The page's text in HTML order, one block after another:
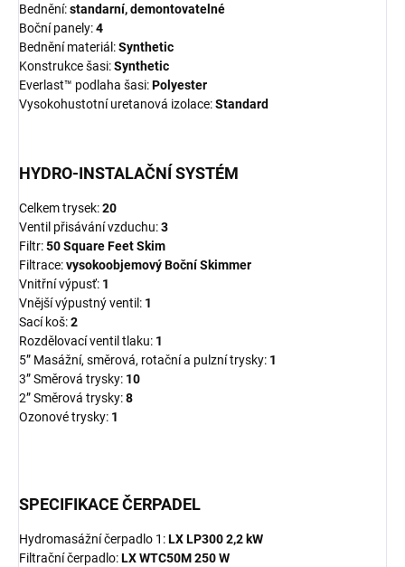
Bednění:standarní, demontovatelné
Boční panely:4
Bednění materiál:Synthetic
Konstrukce šasi:Synthetic
Everlast™ podlaha šasi:Polyester
Vysokohustotní uretanová izolace:Standard
HYDRO-INSTALAČNÍ SYSTÉM
Celkem trysek:20
Ventil přisávání vzduchu:3
Filtr:50 Square Feet Skim
Filtrace:vysokoobjemový Boční Skimmer
Vnitřní výpusť: 1
Vnější výpustný ventil: 1
Sací koš:2
Rozdělovací ventil tlaku: 1
5” Masážní, směrová, rotační a pulzní trysky: 1
3” Směrová trysky: 10
2” Směrová trysky:8
Ozonové trysky: 1
SPECIFIKACE ČERPADEL
Hydromasážní čerpadlo 1:LX LP300 2,2 kW
Filtrační čerpadlo:LX WTC50M 250 W